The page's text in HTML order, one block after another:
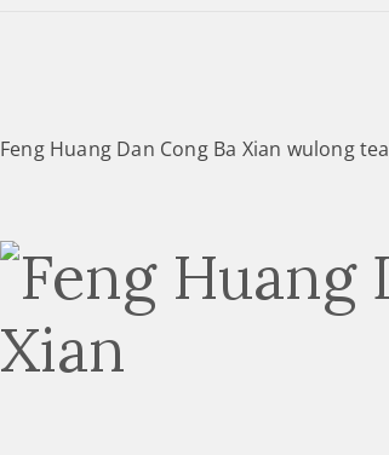
Feng Huang Dan Cong Ba Xian wulong tea